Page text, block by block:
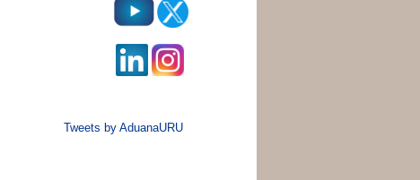
Tweets by AduanaURU